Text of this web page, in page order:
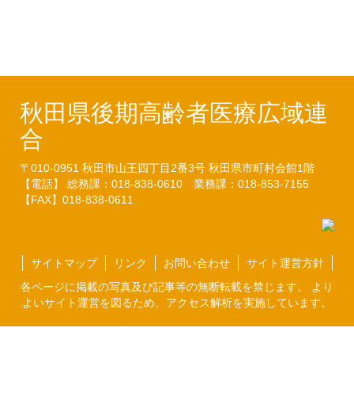
秋田県後期高齢者医療広域連
合
〒010-0951 秋田市山王四丁目2番3号 秋田県市町村会館1階
【電話】 総務課：018-838-0610 業務課：018-853-7155
【FAX】018-838-0611
サイトマップ リンク お問い合わせ
サイト運営方針
各ページに掲載の写真及び記事等の無断転載を禁じます。 より
よいサイト運営を図るため、アクセス解析を実施しています。